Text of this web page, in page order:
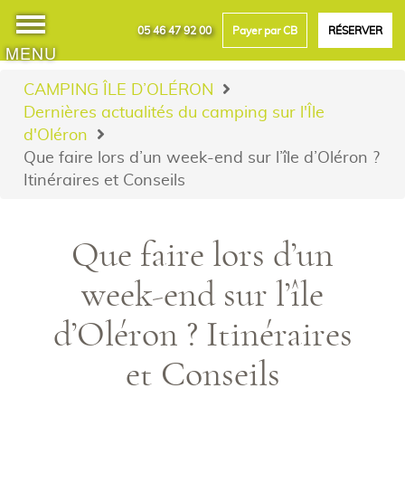
MENU
05 46 47 92 00 Payer par CB RÉSERVER
CAMPING ÎLE D’OLÉRON
Dernières actualités du camping sur l'Île
d'Oléron
Que faire lors d’un week-end sur l’île d’Oléron ?
Itinéraires et Conseils
Que faire lors d’un
week-end sur l’île
d’Oléron ? Itinéraires
et Conseils